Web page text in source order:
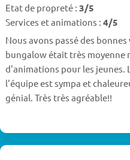
Etat de propreté : 3/5
Services et animations : 4/5
Nous avons passé des
bungalow était très moyenne
d'animations pour les jeunes.
l'équipe est sympa et
génial. Très très agréable!!